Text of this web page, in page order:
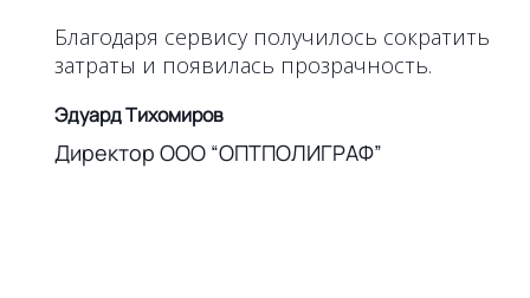
Благодаря сервису получилось сократить
затраты и появилась прозрачность.
Эдуард Тихомиров
Директор ООО “ОПТПОЛИГРАФ”